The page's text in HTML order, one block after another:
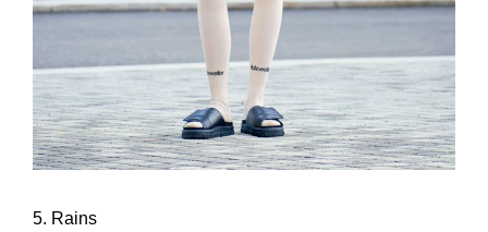
5. Rains